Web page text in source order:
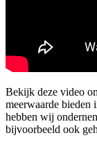
Bekijk deze video
meerwaarde bieden
hebben wij
bijvoorbeeld ook